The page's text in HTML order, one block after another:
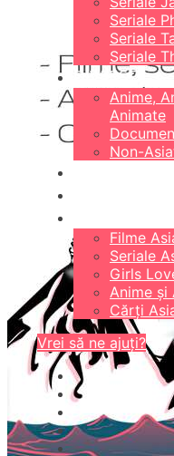
Seriale
Seriale
Seriale
DIVERSE
Anime,
Animate
Non-
Filme
Seriale
Girls
Anime și
Cărți
Vrei să ne ajuți?